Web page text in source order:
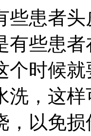
些患者
有些患
个时候
洗，这
，以免